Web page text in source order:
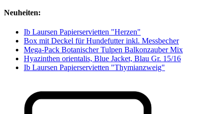
Neuheiten:
Ib Laursen Papierservietten "Herzen"
Box mit Deckel für Hundefutter inkl. Messbecher
Mega-Pack Botanischer Tulpen Balkonzauber Mix
Hyazinthen orientalis, Blue Jacket, Blau Gr. 15/16
Ib Laursen Papierservietten "Thymianzweig"